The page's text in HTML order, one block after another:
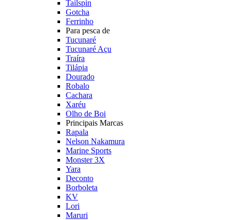
Tailspin
Gotcha
Ferrinho
Para pesca de
Tucunaré
Tucunaré Açu
Traíra
Tilápia
Dourado
Robalo
Cachara
Xaréu
Olho de Boi
Principais Marcas
Rapala
Nelson Nakamura
Marine Sports
Monster 3X
Yara
Deconto
Borboleta
KV
Lori
Maruri